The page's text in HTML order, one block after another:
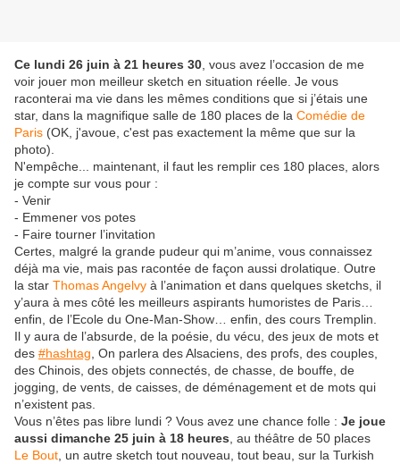
Ce lundi 26 juin à 21 heures 30 , vous avez l’occasion de me
voir jouer mon meilleur sketch en situation réelle. Je vous
raconterai ma vie dans les mêmes conditions que si j’étais une
star, dans la magnifique salle de 180 places de la Comédie de
Paris (OK, j'avoue, c'est pas exactement la même que sur la
photo).
N'empêche... maintenant, il faut les remplir ces 180 places, alors
je compte sur vous pour :
- Venir
- Emmener vos potes
- Faire tourner l’invitation
Certes, malgré la grande pudeur qui m’anime, vous connaissez
déjà ma vie, mais pas racontée de façon aussi drolatique. Outre
la star Thomas Angelvy à l’animation et dans quelques sketchs, il
y’aura à mes côté les meilleurs aspirants humoristes de Paris…
enfin, de l’Ecole du One-Man-Show… enfin, des cours Tremplin.
Il y aura de l’absurde, de la poésie, du vécu, des jeux de mots et
des #hashtag , On parlera des Alsaciens, des profs, des couples,
des Chinois, des objets connectés, de chasse, de bouffe, de
jogging, de vents, de caisses, de déménagement et de mots qui
n’existent pas.
Vous n’êtes pas libre lundi ? Vous avez une chance folle : Je joue
aussi dimanche 25 juin à 18 heures , au théâtre de 50 places
Le Bout , un autre sketch tout nouveau, tout beau, sur la Turkish